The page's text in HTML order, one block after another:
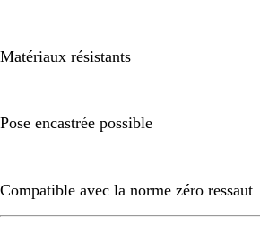
Matériaux résistants
Pose encastrée possible
Compatible avec la norme zéro ressaut